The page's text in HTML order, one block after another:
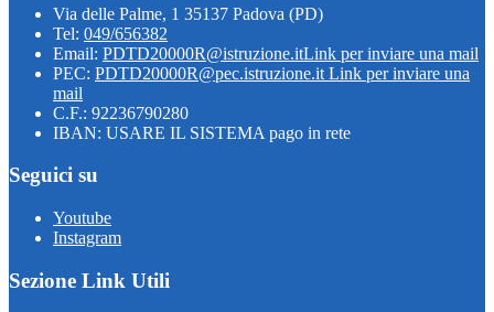
Via delle Palme, 1 35137 Padova (PD)
Tel: 049/656382
Email: PDTD20000R@istruzione.itLink per inviare una mail
PEC: PDTD20000R@pec.istruzione.it Link per inviare una
mail
C.F.: 92236790280
IBAN: USARE IL SISTEMA pago in rete
Seguici su
Youtube
Instagram
Sezione Link Utili